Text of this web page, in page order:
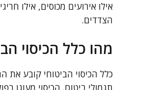
אילו אירועים מכוסים, אילו
הצדדים.
מהו כלל הכיסוי
כלל הכיסוי הביטוחי קובע
תגמולי ביטוח. הכיסוי מעוגן